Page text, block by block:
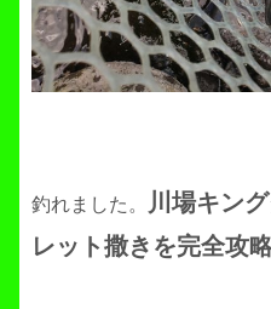
釣れました。
川場キン
レット撒きを完全攻